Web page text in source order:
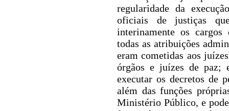
regularidade da
oficiais de justiças
interinamente os
todas as atribuições
eram cometidas aos
órgãos e juízes de paz;
executar os decretos de
além das funções
Ministério Público, e